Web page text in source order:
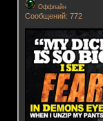
Оффлайн
Сообщений: 772